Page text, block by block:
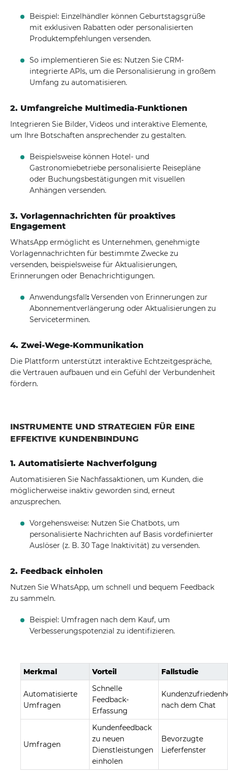
Beispiel: Einzelhändler können Geburtstagsgrüße
mit exklusiven Rabatten oder personalisierten
Produktempfehlungen versenden.
So implementieren Sie es: Nutzen Sie CRM-
integrierte APIs, um die Personalisierung in großem
Umfang zu automatisieren.
2. Umfangreiche Multimedia-Funktionen
Integrieren Sie Bilder, Videos und interaktive Elemente,
um Ihre Botschaften ansprechender zu gestalten.
Beispielsweise können Hotel- und
Gastronomiebetriebe personalisierte Reisepläne
oder Buchungsbestätigungen mit visuellen
Anhängen versenden.
3. Vorlagennachrichten für proaktives
Engagement
WhatsApp ermöglicht es Unternehmen, genehmigte
Vorlagennachrichten für bestimmte Zwecke zu
versenden, beispielsweise für Aktualisierungen,
Erinnerungen oder Benachrichtigungen.
Anwendungsfall: Versenden von Erinnerungen zur
Abonnementverlängerung oder Aktualisierungen zu
Serviceterminen.
4. Zwei-Wege-Kommunikation
Die Plattform unterstützt interaktive Echtzeitgespräche,
die Vertrauen aufbauen und ein Gefühl der Verbundenheit
fördern.
INSTRUMENTE UND STRATEGIEN FÜR EINE
EFFEKTIVE KUNDENBINDUNG
1. Automatisierte Nachverfolgung
Automatisieren Sie Nachfassaktionen, um Kunden, die
möglicherweise inaktiv geworden sind, erneut
anzusprechen.
Vorgehensweise: Nutzen Sie Chatbots, um
personalisierte Nachrichten auf Basis vordefinierter
Auslöser (z. B. 30 Tage Inaktivität) zu versenden.
2. Feedback einholen
Nutzen Sie WhatsApp, um schnell und bequem Feedback
zu sammeln.
Beispiel: Umfragen nach dem Kauf, um
Verbesserungspotenzial zu identifizieren.
Merkmal Vorteil Fallstudie
Automatisierte
Umfragen
Schnelle
Feedback-
Erfassung
nach dem Chat
Umfragen
Kundenfeedback
zu neuen
Dienstleistungen
einholen
Bevorzugte
Lieferfenster